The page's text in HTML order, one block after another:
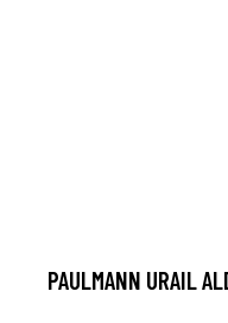
PAULMANN URAIL